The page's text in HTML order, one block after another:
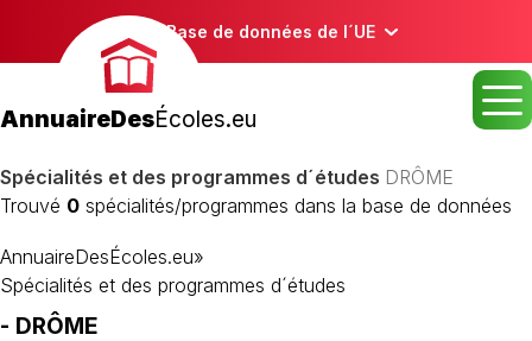
Base de données de l´UE
AnnuaireDesÉcoles.eu
Spécialités et des programmes d´études DRÔME
Trouvé 0 spécialités/programmes dans la base de données
AnnuaireDesÉcoles.eu»
Spécialités et des programmes d´études
- DRÔME